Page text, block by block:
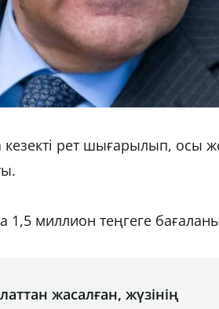
рет шығарылып, осы
1,5 миллион теңгеге
жасалған, жүзінің